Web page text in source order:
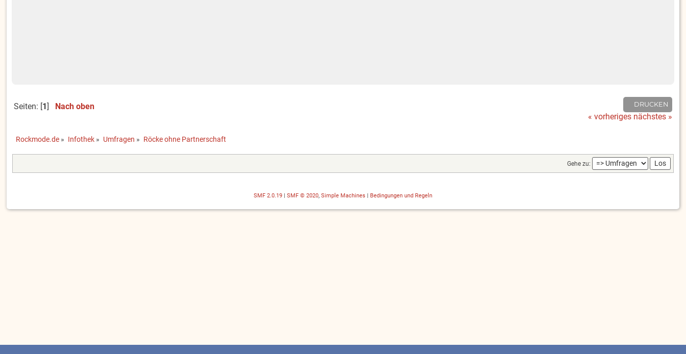
DRUCKEN
Seiten: [1] Nach oben
« vorheriges nächstes »
Rockmode.de » Infothek » Umfragen » Röcke ohne Partnerschaft
Gehe zu:
SMF 2.0.19| SMF © 2020, Simple Machines Bedingungen und Regeln